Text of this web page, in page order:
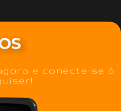
e conecte-se à